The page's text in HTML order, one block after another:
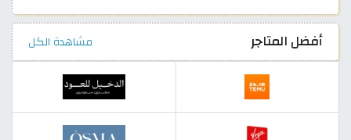
أفضل المتاجر مشاهدة الكل